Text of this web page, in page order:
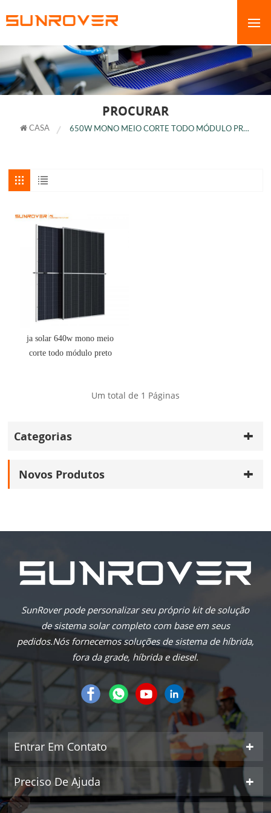
PROCURAR
CASA 650W MONO MEIO CORTE TODO MÓDULO PRETO
ja solar 640w mono meio
corte todo módulo preto
Um total de 1 Páginas
Categorias
Novos Produtos
SunRover pode personalizar seu próprio kit de solução
de sistema solar completo com base em seus
pedidos.Nós fornecemos soluções de sistema de híbrida,
fora da grade, híbrida e diesel.
Entrar Em Contato
Preciso De Ajuda